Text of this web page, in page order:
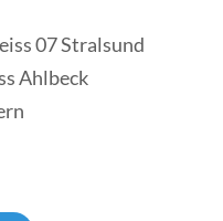
07 Stralsund
Ahlbeck